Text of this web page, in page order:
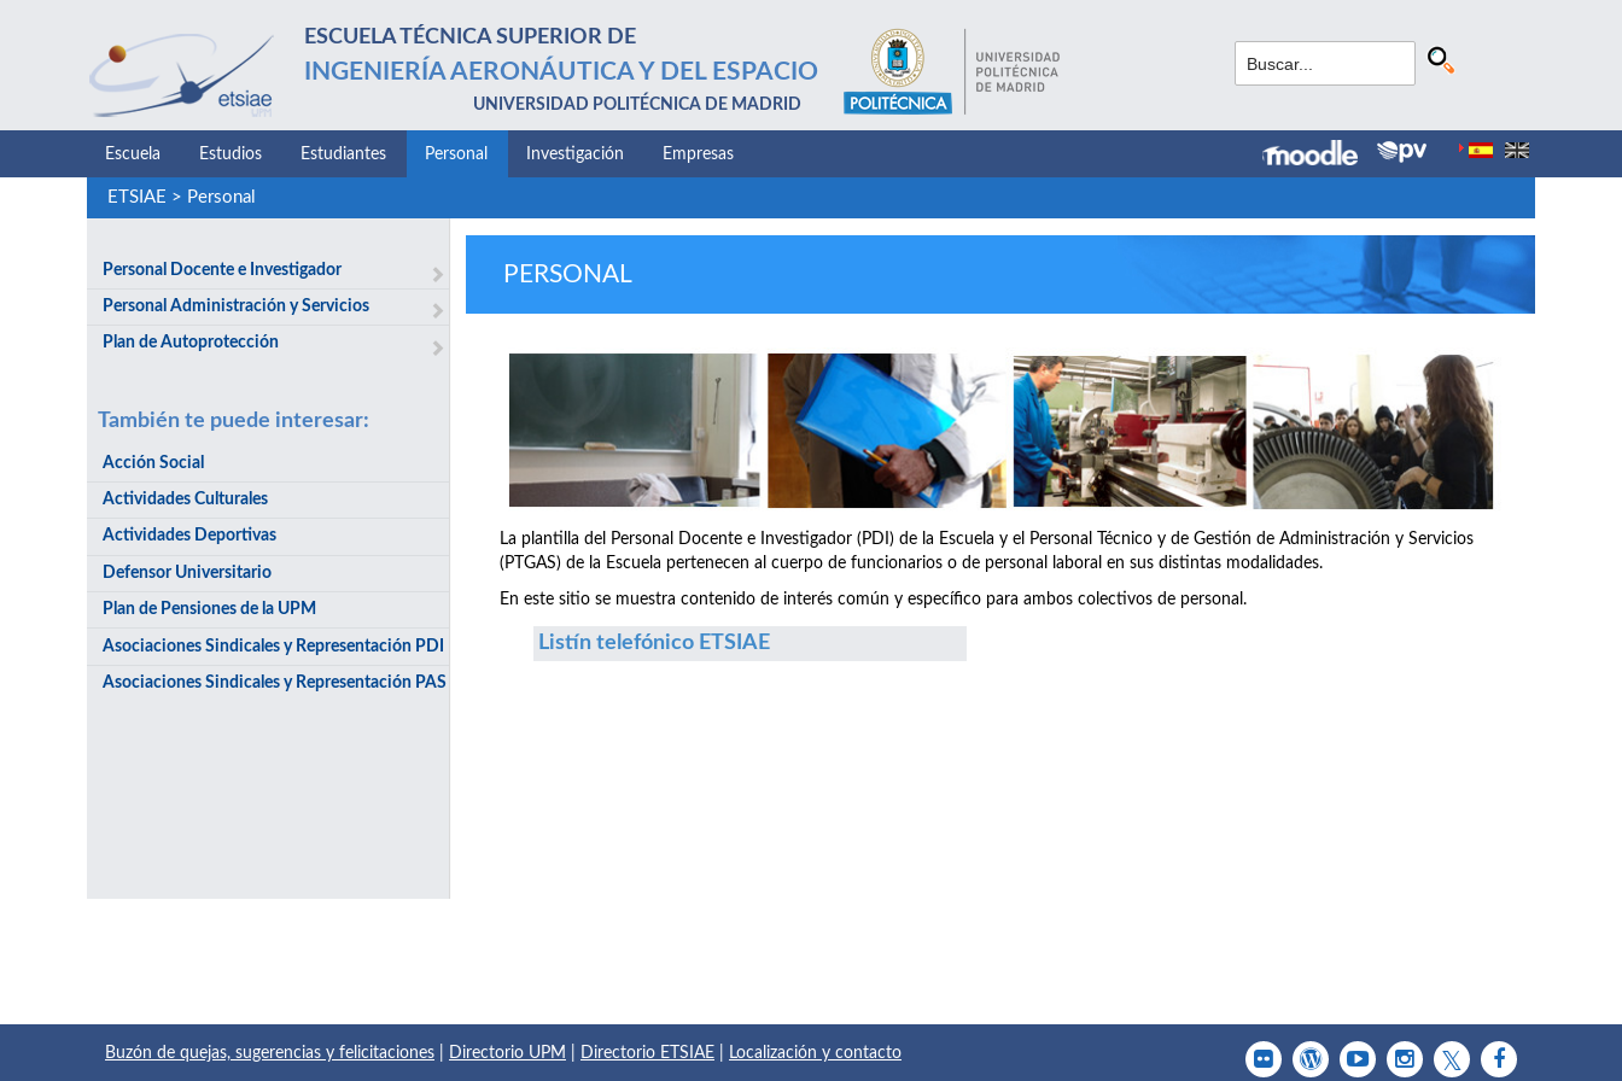
ESCUELA TÉCNICA SUPERIOR DE
INGENIERÍA AERONÁUTICA Y DEL ESPACIO
UNIVERSIDAD POLITÉCNICA DE MADRID
Escuela Estudios Estudiantes Personal Investigación Empresas
ETSIAE > Personal
Personal Docente e Investigador
Personal Administración y Servicios
Plan de Autoprotección
También te puede interesar:
Acción Social
Actividades Culturales
Actividades Deportivas
Defensor Universitario
Plan de Pensiones de la UPM
Asociaciones Sindicales y Representación PDI
Asociaciones Sindicales y Representación PAS
PERSONAL
La plantilla del Personal Docente e Investigador (PDI) de la Escuela y el Personal Técnico y de Gestión de Administración y Servicios
(PTGAS) de la Escuela pertenecen al cuerpo de funcionarios o de personal laboral en sus distintas modalidades.
En este sitio se muestra contenido de interés común y específico para ambos colectivos de personal.
Listín telefónico ETSIAE
Buzón de quejas, sugerencias y felicitaciones Directorio UPM Directorio ETSIAE Localización y contacto